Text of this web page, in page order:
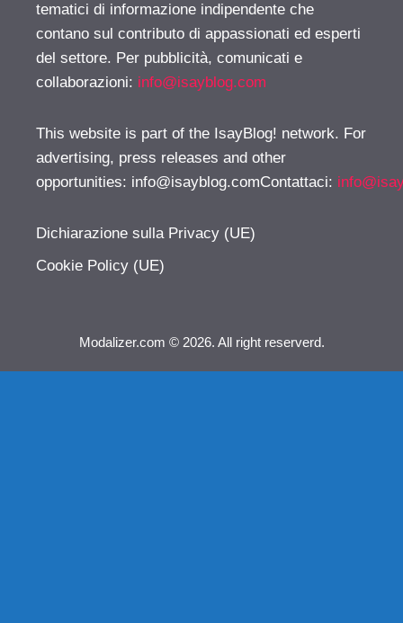
tematici di informazione indipendente che
contano sul contributo di appassionati ed esperti
del settore. Per pubblicità, comunicati e
collaborazioni: info@isayblog.com
This website is part of the IsayBlog! network. For
advertising, press releases and other
opportunities: info@isayblog.comContattaci:
Dichiarazione sulla Privacy (UE)
Cookie Policy (UE)
Modalizer.com © 2026. All right reserverd.